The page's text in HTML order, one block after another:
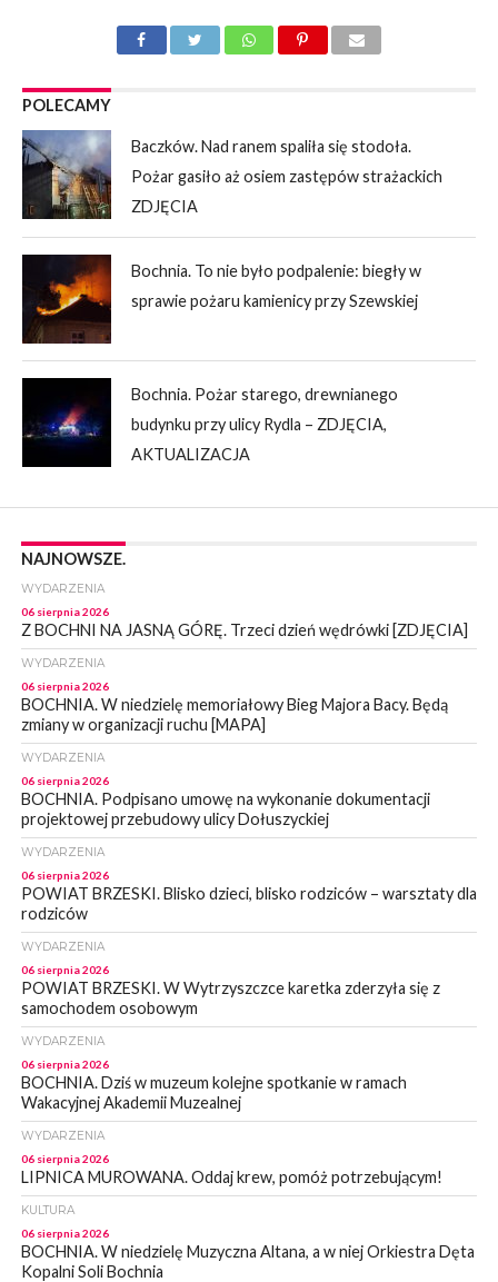
POLECAMY
Baczków. Nad ranem spaliła się stodoła.
Pożar gasiło aż osiem zastępów strażackich
ZDJĘCIA
Bochnia. To nie było podpalenie: biegły w
sprawie pożaru kamienicy przy Szewskiej
Bochnia. Pożar starego, drewnianego
budynku przy ulicy Rydla – ZDJĘCIA,
AKTUALIZACJA
NAJNOWSZE.
WYDARZENIA
06 sierpnia 2026
Z BOCHNI NA JASNĄ GÓRĘ. Trzeci dzień wędrówki [ZDJĘCIA]
WYDARZENIA
06 sierpnia 2026
BOCHNIA. W niedzielę memoriałowy Bieg Majora Bacy. Będą
zmiany w organizacji ruchu [MAPA]
WYDARZENIA
06 sierpnia 2026
BOCHNIA. Podpisano umowę na wykonanie dokumentacji
projektowej przebudowy ulicy Dołuszyckiej
WYDARZENIA
06 sierpnia 2026
POWIAT BRZESKI. Blisko dzieci, blisko rodziców – warsztaty dla
rodziców
WYDARZENIA
06 sierpnia 2026
POWIAT BRZESKI. W Wytrzyszczce karetka zderzyła się z
samochodem osobowym
WYDARZENIA
06 sierpnia 2026
BOCHNIA. Dziś w muzeum kolejne spotkanie w ramach
Wakacyjnej Akademii Muzealnej
WYDARZENIA
06 sierpnia 2026
LIPNICA MUROWANA. Oddaj krew, pomóż potrzebującym!
KULTURA
06 sierpnia 2026
BOCHNIA. W niedzielę Muzyczna Altana, a w niej Orkiestra Dęta
Kopalni Soli Bochnia